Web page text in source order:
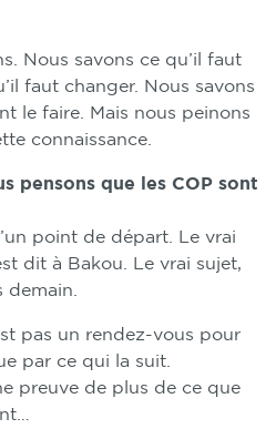
Nous savons ce qu’il faut
faut changer. Nous savons
le faire. Mais nous peinons
connaissance.
pensons que les COP sont
point de départ. Le vrai
dit à Bakou. Le vrai sujet,
demain.
pas un rendez-vous pour
par ce qui la suit.
preuve de plus de ce que